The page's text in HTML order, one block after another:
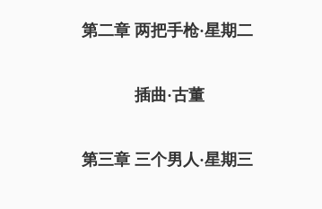
第二章 两把手枪·星期二
插曲·古董
第三章 三个男人·星期三